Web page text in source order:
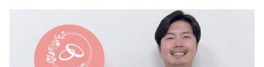
サービスの特徴